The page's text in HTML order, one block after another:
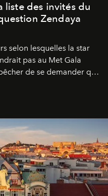
liste des invités du
Zendaya
selon lesquelles la star
pas au Met Gala
de se demander qui